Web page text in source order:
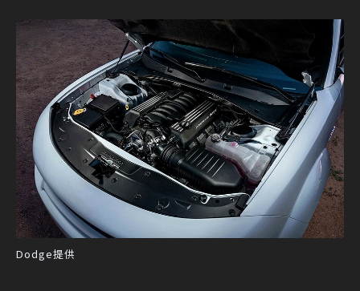
Dodge提供